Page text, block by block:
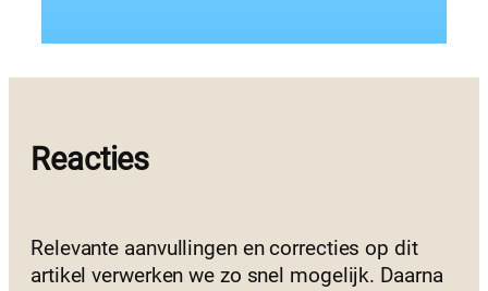
Reacties
Relevante aanvullingen en correcties op dit
artikel verwerken we zo snel mogelijk. Daarna